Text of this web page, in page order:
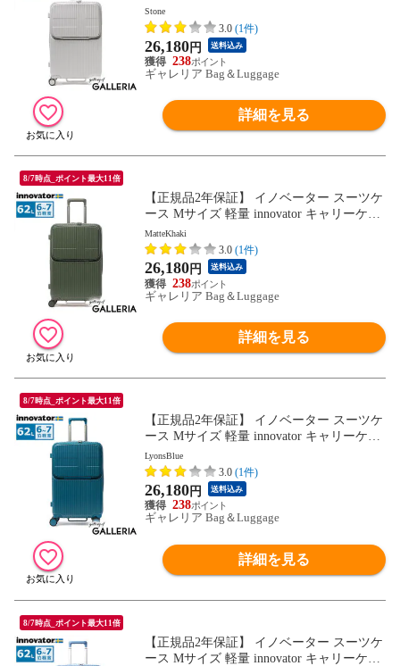
ス suitcase ストッパー フロントポケット キ
ャリーバッグ PC 静音 TSAロック 旅行 6泊
7泊 Extreme Journey 62L Middle INV60
Stone
3.0 (1件)
26,180円 送料込み
238
ギャレリア Bag＆Luggage
詳細を見る
8/7時点_ポイント最大11倍
【正規品2年保証】 イノベーター スーツケ
ース Mサイズ 軽量 innovator キャリーケー
ス suitcase ストッパー フロントポケット キ
ャリーバッグ PC 静音 TSAロック 旅行 6泊
7泊 Extreme Journey 62L Middle INV60
MatteKhaki
3.0 (1件)
26,180円 送料込み
238
ギャレリア Bag＆Luggage
詳細を見る
8/7時点_ポイント最大11倍
【正規品2年保証】 イノベーター スーツケ
ース Mサイズ 軽量 innovator キャリーケー
ス suitcase ストッパー フロントポケット キ
ャリーバッグ PC 静音 TSAロック 旅行 6泊
7泊 Extreme Journey 62L Middle INV60
LyonsBlue
3.0 (1件)
26,180円 送料込み
238
ギャレリア Bag＆Luggage
詳細を見る
8/7時点_ポイント最大11倍
【正規品2年保証】 イノベーター スーツケ
ース Mサイズ 軽量 innovator キャリーケー